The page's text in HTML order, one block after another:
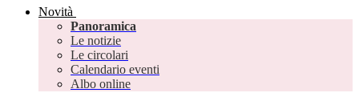
Novità
Panoramica
Le notizie
Le circolari
Calendario eventi
Albo online